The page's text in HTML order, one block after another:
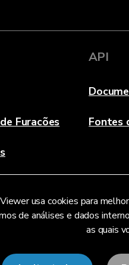
usa cookies para
de análises e dados
as quais
Furacões
API
Fontes